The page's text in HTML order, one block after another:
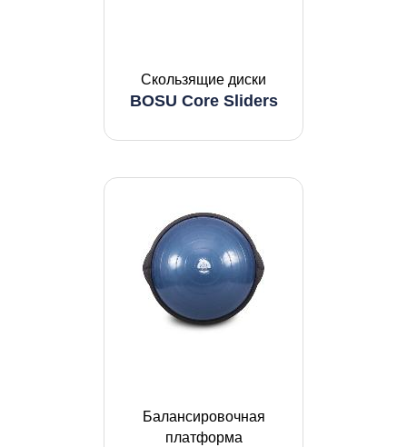
Скользящие диски
BOSU Core Sliders
Балансировочная
платформа